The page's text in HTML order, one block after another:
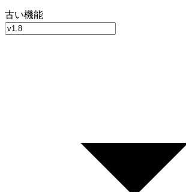
古い機能